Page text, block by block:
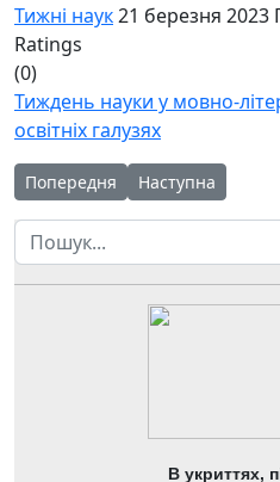
Тижні наук21 березня 2023
Ratings
(0)
Тиждень науки у мовно-
освітніх галузях
Попередня стаття: В ЧОНЛ
Попередня Наступна
Наступна
Пошук
В укриттях,